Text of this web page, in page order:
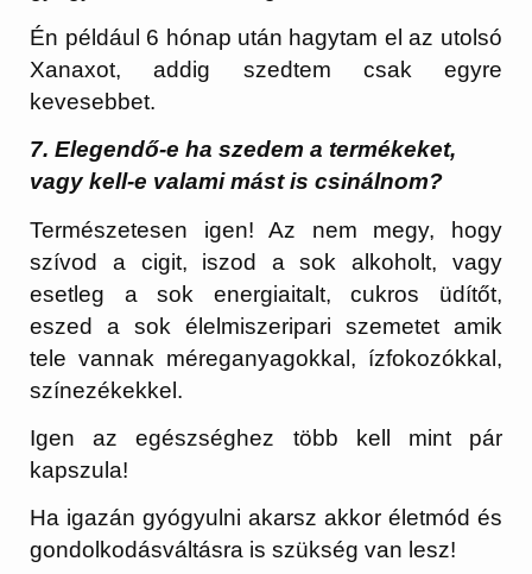
Én például 6 hónap után hagytam el az utolsó
Xanaxot, addig szedtem csak egyre
kevesebbet.
7. Elegendő-e ha szedem a termékeket,
vagy kell-e valami mást is csinálnom?
Természetesen igen! Az nem megy, hogy
szívod a cigit, iszod a sok alkoholt, vagy
esetleg a sok energiaitalt, cukros üdítőt,
eszed a sok élelmiszeripari szemetet amik
tele vannak méreganyagokkal, ízfokozókkal,
színezékekkel.
Igen az egészséghez több kell mint pár
kapszula!
Ha igazán gyógyulni akarsz akkor életmód és
gondolkodásváltásra is szükség van lesz!